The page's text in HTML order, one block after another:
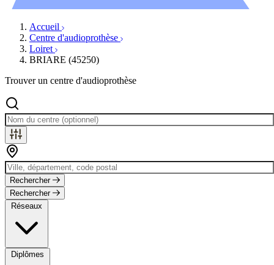
Accueil
Centre d'audioprothèse
Loiret
BRIARE (45250)
Trouver un centre d'audioprothèse
Rechercher
Rechercher
Réseaux
Diplômes